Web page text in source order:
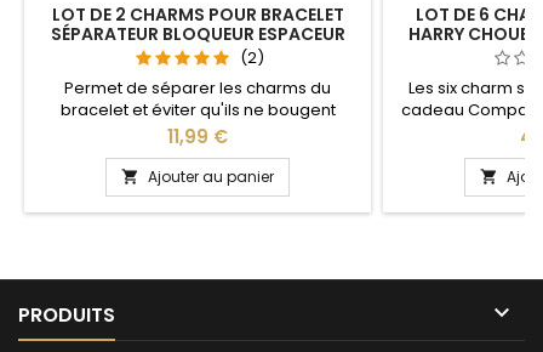
LOT DE 2 CHARMS POUR BRACELET
SÉPARATEUR BLOQUEUR ESPACEUR
(2)
Permet de séparer les charms du
bracelet et éviter qu'ils ne bougent
Compatible avec les bracelets Pandora,
Gnoce et les bracelets charm de notre
site idéal pour : Noël, Saint Valentin,
anniversaire, anniversaire de mariage
Prix
11,99 €
 Ajouter au panier
LOT DE 6
HARRY
Les six charm
cadeau
charm
bracelets
sous 3 jours
Saint Valentin,

PRODUITS 